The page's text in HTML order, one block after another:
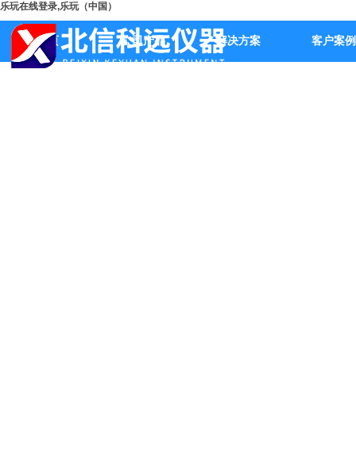
乐玩在线登录,乐玩（中国）
首页 公司产品 解决方案 客户案例